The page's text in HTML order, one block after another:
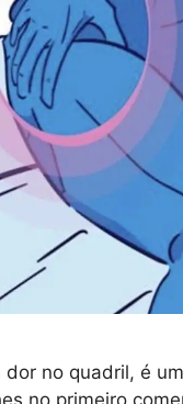
dor no quadril, é